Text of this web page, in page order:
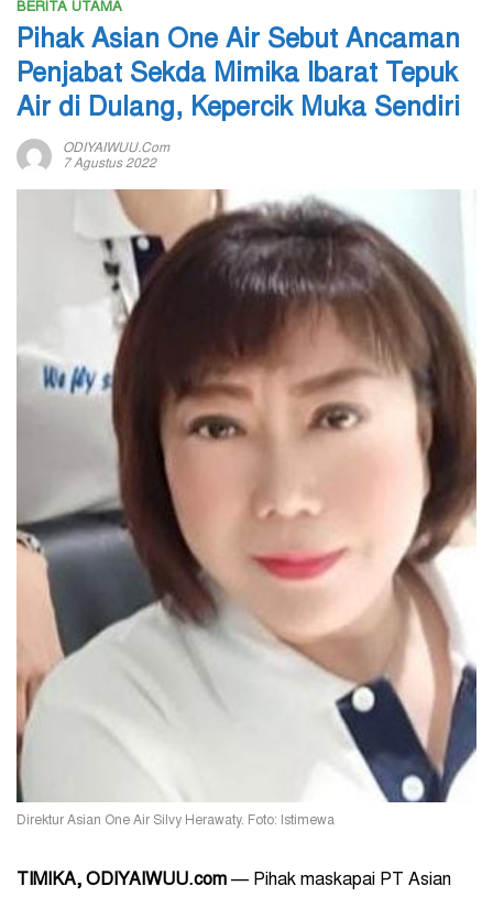
BERITA UTAMA
Pihak Asian One Air Sebut Ancaman
Penjabat Sekda Mimika Ibarat Tepuk
Air di Dulang, Kepercik Muka Sendiri
ODIYAIWUU.com
7 Agustus 2022
Direktur Asian One Air Silvy Herawaty. Foto: Istimewa
TIMIKA, ODIYAIWUU.com — Pihak maskapai PT Asian